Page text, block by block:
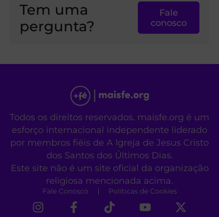
Tem uma
pergunta?
Fale
conosco
Todos os direitos reservados. maisfe.org é um
esforço internacional independente liderado
por membros fiéis de A Igreja de Jesus Cristo
dos Santos dos Últimos Dias.
Este site não é um site oficial da organização
religiosa mencionada acima.
Fale Conosco Políticas de Cookies